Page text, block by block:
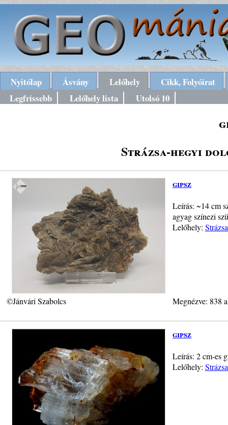
Nyitólap Ásvány Lelőhely
Cikk, Folyóirat
Legfrissebb
Lelőhely lista Utolsó 10
Strázsa-hegyi
gipsz
Leírás: ~14 cm
agyag színezi
Lelőhely:
©Jánvári Szabolcs Megnézve: 838
gipsz
Leírás: 2 cm-es
Lelőhely: